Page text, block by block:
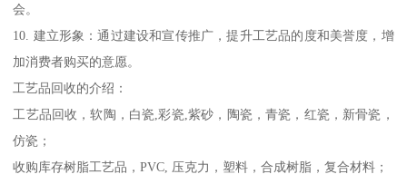
会。
10. 建立形象：通过建设和宣传推广，提升工艺品的度和美誉度，增
加消费者购买的意愿。
工艺品回收的介绍：
工艺品回收，软陶，白瓷,彩瓷,紫砂，陶瓷，青瓷，红瓷，新骨瓷，
仿瓷；
收购库存树脂工艺品，PVC, 压克力，塑料，合成树脂，复合材料；